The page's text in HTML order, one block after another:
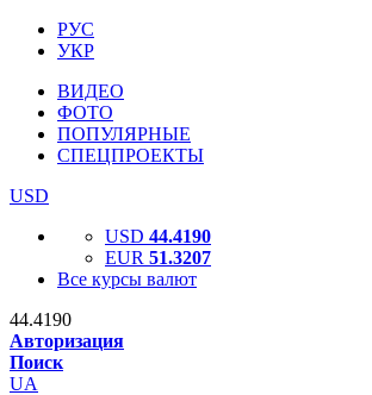
РУС
УКР
ВИДЕО
ФОТО
ПОПУЛЯРНЫЕ
СПЕЦПРОЕКТЫ
USD
USD 44.4190
EUR 51.3207
Все курсы валют
44.4190
Авторизация
Поиск
UA